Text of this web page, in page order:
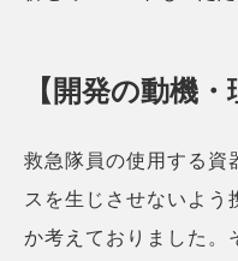
【開発の動機・
救急隊員の使用する資
スを生じさせないよう
か考えておりました。